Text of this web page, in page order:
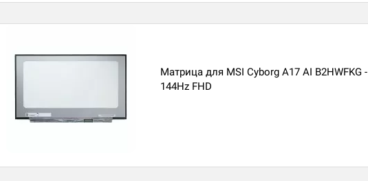
Матрица для MSI Cyborg A17 AI B2HWFKG -
144Hz FHD